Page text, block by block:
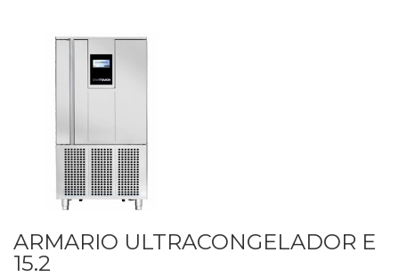
ARMARIO ULTRACONGELADOR E
15.2